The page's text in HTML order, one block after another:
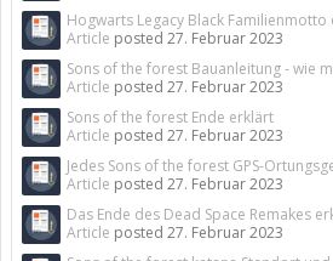
Hogwarts Legacy Black Familienmotto
Article posted 27. Februar 2023
Sons of the forest Bauanleitung - wie
Article posted 27. Februar 2023
Sons of the forest Ende erklärt
Article posted 27. Februar 2023
Jedes Sons of the forest GPS-
Article posted 27. Februar 2023
Das Ende des Dead Space Remakes
Article posted 27. Februar 2023